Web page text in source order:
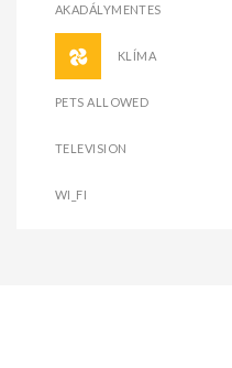
AKADÁLYMENTES
KLÍMA
PETS ALLOWED
TELEVISION
WI_FI